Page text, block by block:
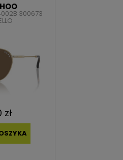
300673
zł